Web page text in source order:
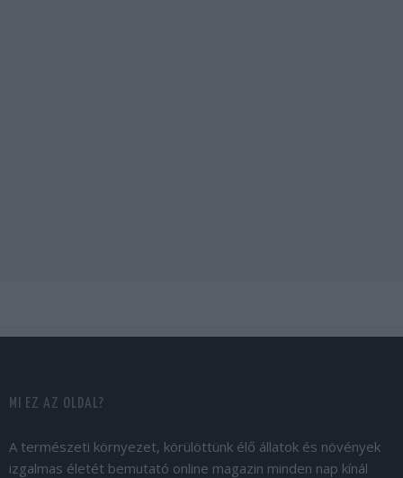
MI EZ AZ OLDAL?
A természeti környezet, körülöttünk élő állatok és növények
izgalmas életét bemutató online magazin minden nap kínál